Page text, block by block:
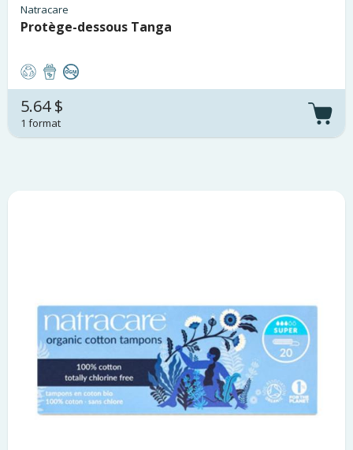
Natracare
Protège-dessous Tanga
5.64 $
1 format